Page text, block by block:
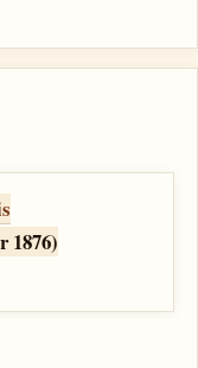
1876)